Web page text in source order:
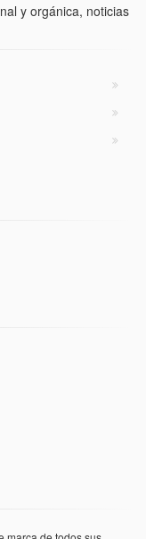
y orgánica, noticias